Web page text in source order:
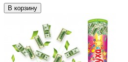
В корзину